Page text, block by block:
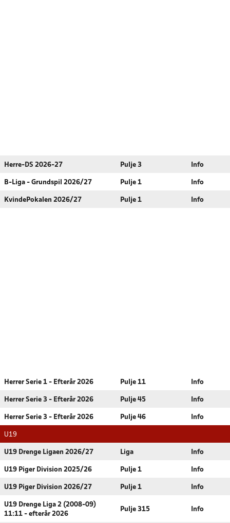
Herre-DS 2026-27 Pulje 3 Info
B-Liga - Grundspil 2026/27 Pulje 1 Info
KvindePokalen 2026/27 Pulje 1 Info
Herrer Serie 1 - Efterår 2026 Pulje 11 Info
Herrer Serie 3 - Efterår 2026 Pulje 45 Info
Herrer Serie 3 - Efterår 2026 Pulje 46 Info
U19
U19 Drenge Ligaen 2026/27 Liga Info
U19 Piger Division 2025/26 Pulje 1 Info
U19 Piger Division 2026/27 Pulje 1 Info
U19 Drenge Liga 2 (2008-09)
11:11 - efterår 2026
Pulje 315 Info